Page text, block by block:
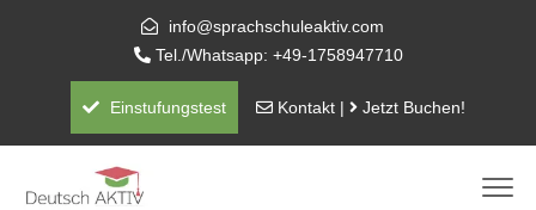
info@sprachschuleaktiv.com
Tel./Whatsapp: +49-1758947710
Einstufungstest Kontakt | Jetzt Buchen!